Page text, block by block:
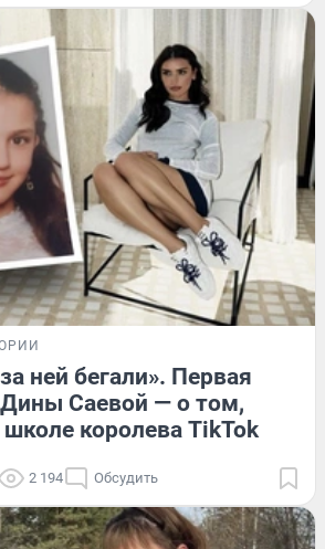
ней бегали». Первая
Саевой — о том,
королева TikTok
2 194 Обсудить